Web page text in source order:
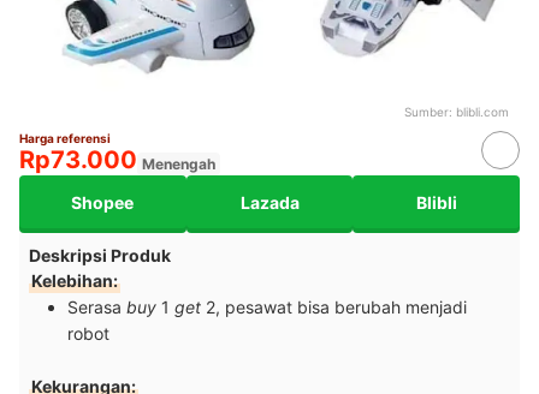
Sumber: blibli.com
Harga referensi
Rp73.000 Menengah
Shopee Lazada Blibli
Deskripsi Produk
Kelebihan:
Serasa buy 1 get 2, pesawat bisa berubah menjadi
robot
Kekurangan: